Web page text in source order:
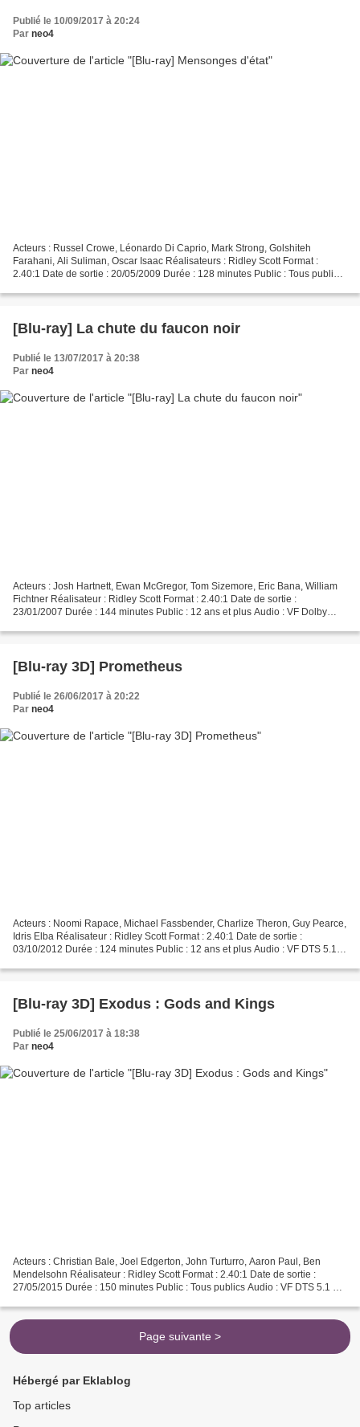
Publié le 10/09/2017 à 20:24
Par neo4
Acteurs : Russel Crowe, Léonardo Di Caprio, Mark Strong, Golshiteh
Farahani, Ali Suliman, Oscar Isaac Réalisateurs : Ridley Scott Format :
2.40:1 Date de sortie : 20/05/2009 Durée : 128 minutes Public : Tous publics
[Blu-ray] La chute du faucon noir
Publié le 13/07/2017 à 20:38
Par neo4
Acteurs : Josh Hartnett, Ewan McGregor, Tom Sizemore, Eric Bana, William
Fichtner Réalisateur : Ridley Scott Format : 2.40:1 Date de sortie :
23/01/2007 Durée : 144 minutes Public : 12 ans et plus Audio : VF Dolby
[Blu-ray 3D] Prometheus
Publié le 26/06/2017 à 20:22
Par neo4
Acteurs : Noomi Rapace, Michael Fassbender, Charlize Theron, Guy Pearce,
Idris Elba Réalisateur : Ridley Scott Format : 2.40:1 Date de sortie :
03/10/2012 Durée : 124 minutes Public : 12 ans et plus Audio : VF DTS 5.1 et
[Blu-ray 3D] Exodus : Gods and Kings
Publié le 25/06/2017 à 18:38
Par neo4
Acteurs : Christian Bale, Joel Edgerton, John Turturro, Aaron Paul, Ben
Mendelsohn Réalisateur : Ridley Scott Format : 2.40:1 Date de sortie :
27/05/2015 Durée : 150 minutes Public : Tous publics Audio : VF DTS 5.1 et
Page suivante >
Hébergé par Eklablog
Top articles